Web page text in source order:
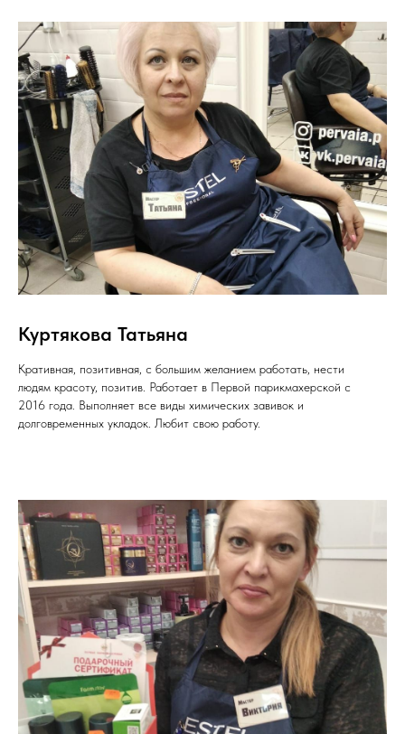
Куртякова Татьяна
Кративная, позитивная, с большим желанием работать, нести
людям красоту, позитив. Работает в Первой парикмахерской с
2016 года. Выполняет все виды химических завивок и
долговременных укладок. Любит свою работу.